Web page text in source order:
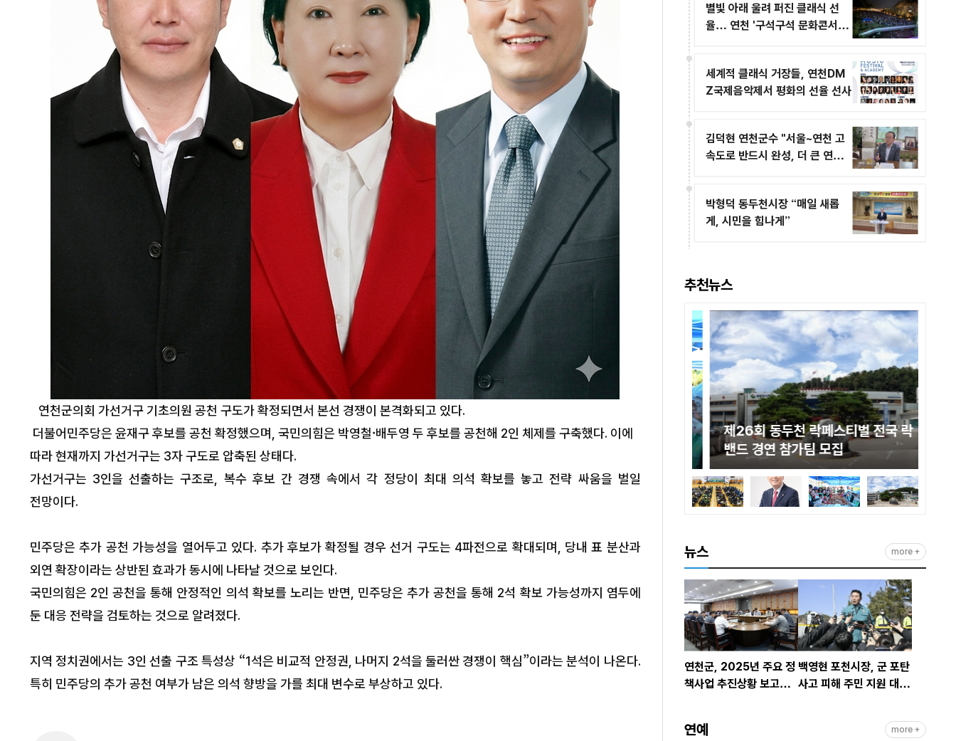
연천군의회 가선거구 기초의원 공천 구도가 확정되면서 본선 경쟁이 본격화되고 있다.
더불어민주당은 윤재구 후보를 공천 확정했으며, 국민의힘은 박영철·배두영 두 후보를 공천해 2인 체제를 구축했다. 이에
따라 현재까지 가선거구는 3자 구도로 압축된 상태다.
가선거구는 3인을 선출하는 구조로, 복수 후보 간 경쟁 속에서 각 정당이 최대 의석 확보를 놓고 전략 싸움을 벌일
전망이다.
민주당은 추가 공천 가능성을 열어두고 있다. 추가 후보가 확정될 경우 선거 구도는 4파전으로 확대되며, 당내 표 분산과
외연 확장이라는 상반된 효과가 동시에 나타날 것으로 보인다.
국민의힘은 2인 공천을 통해 안정적인 의석 확보를 노리는 반면, 민주당은 추가 공천을 통해 2석 확보 가능성까지 염두에
둔 대응 전략을 검토하는 것으로 알려졌다.
지역 정치권에서는 3인 선출 구조 특성상 “1석은 비교적 안정권, 나머지 2석을 둘러싼 경쟁이 핵심”이라는 분석이 나온다.
특히 민주당의 추가 공천 여부가 남은 의석 향방을 가를 최대 변수로 부상하고 있다.
별빛 아래 울려 퍼진 클래식 선
율… 연천 '구석구석 문화콘서트'
세계적 클래식 거장들, 연천DM
Z국제음악제서 평화의 선율 선사
김덕현 연천군수 "서울~연천 고
속도로 반드시 완성, 더 큰 연천
박형덕 동두천시장 “매일 새롭
게, 시민을 힘나게”
추천뉴스
동두천시장, ‘통일교 후원금 수수’ 관
련 보도… “사실과 전혀 달라 깊은
유감”
동두천시 새마을부녀회, 계절김치 담
제26회 동두천 락페스티벌 전국 락
밴드 경연 참가팀 모집
뉴스 more +
연천군, 2025년 주요 정
책사업 추진상황 보고회
백영현 포천시장, 군 포탄
사고 피해 주민 지원 대책
연예 more +